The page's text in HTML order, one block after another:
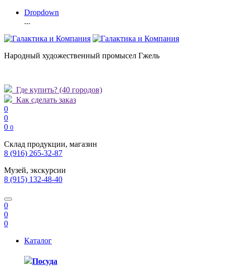
Dropdown
...
Народный художественный промысел Гжель
Где купить? (40 городов)
Как сделать заказ
0
0
0 0
Склад продукции, магазин
8 (916) 265-32-87
Музей, экскурсии
8 (915) 132-48-40
0
0
0
Каталог
Посуда